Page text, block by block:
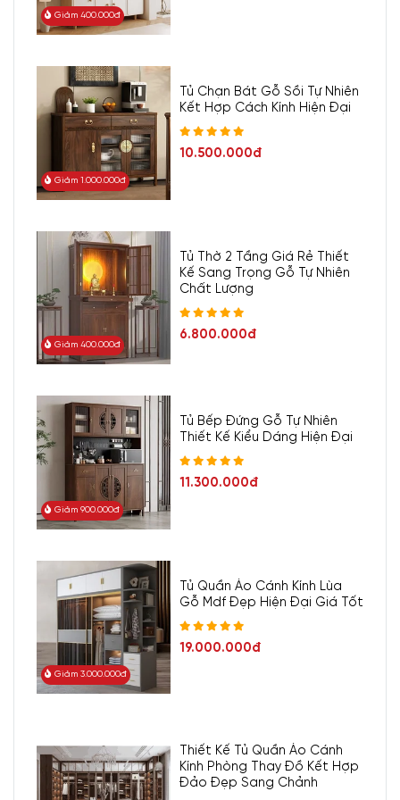
không gian phòng khách thêm sang trọng hơn.
nhé!
Hình ảnh thực tế sản phẩmTủ Tivi Phòng Khách Gỗ Tự Nhiên
KTV-2549:
Khách Gỗ Tự Nhiên
Tủ Tivi Phòng Khách Gỗ Tự Nhiên Thiết Kế
Với Nhiều Không Gian Lưu Trữ
Mã KTV-2549
Chất liệu
- Thân tủ, mặt cửa tủ, chân tủ: Gỗ cao su tự
nhiên
Giảm 400.000đ
Giảm 1.000.000đ
Tủ Chạn Bát Gỗ Sồi Tự Nhiên
Kết Hợp Cách Kính Hiện Đại
10.500.000đ
Giảm 400.000đ
Tủ Thờ 2 Tầng Giá Rẻ Thiết
Kế Sang Trọng Gỗ Tự Nhiên
Chất Lượng
6.800.000đ
Giảm 900.000đ
Tủ Bếp Đứng Gỗ Tự Nhiên
Thiết Kế Kiểu Dáng Hiện Đại
11.300.000đ
Giảm 3.000.000đ
Tủ Quần Áo Cánh Kính Lùa
Gỗ Mdf Đẹp Hiện Đại Giá Tốt
19.000.000đ
Thiết Kế Tủ Quần Áo Cánh
Kính Phòng Thay Đồ Kết Hợp
Đảo Đẹp Sang Chảnh